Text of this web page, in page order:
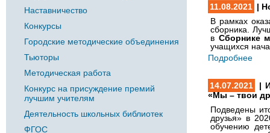
Наставничество
Конкурсы
Городские методические объединения
Тьюторы
Методическая работа
Конкурс на присуждение премий
лучшим учителям
Деятельность школьных библиотек
ФГОС
11.08.2021 |
В рамках
сборника.
в Сборнике
учащихся
Подробнее
14.07.2021
|
«Мы – твои
Подведены
друзья» в
обучению